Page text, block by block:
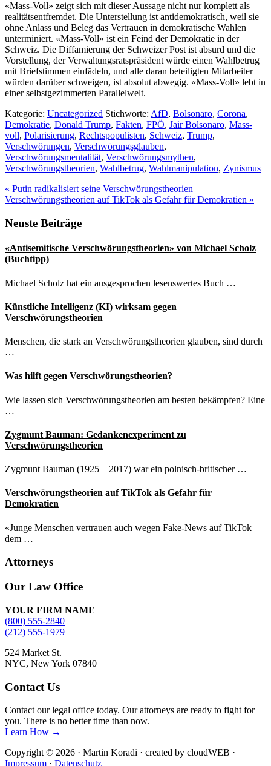
«Mass-Voll» zeigt sich mit dieser Aussage nicht nur komplett als
realitätsentfremdet. Die Unterstellung ist antidemokratisch, weil sie
ohne Anlass und Beleg das Vertrauen in demokratische Wahlen
unterminiert. «Mass-Voll» ist ein Feind der Demokratie in der
Schweiz. Die Diffamierung der Schweizer Post ist absurd und die
Vorstellung, der Verwaltungsratspräsident würde einen Wahlbetrug
mit Briefstimmen einfädeln, und alle daran beteiligten Mitarbeiter
würden darüber schweigen, ist absolut abwegig. «Mass-Voll» lebt in
einer selbstgezimmerten Parallelwelt.
Kategorie: Uncategorized Stichworte: AfD, Bolsonaro, Corona,
Demokratie, Donald Trump, Fakten, FPÖ, Jair Bolsonaro, Mass-
voll, Polarisierung, Rechtspopulisten, Schweiz, Trump,
Verschwörungen, Verschwörungsglauben,
Verschwörungsmentalität, Verschwörungsmythen,
Verschwörungstheorien, Wahlbetrug, Wahlmanipulation, Zynismus
Vorheriger
Beitrag:
« Putin radikalisiert seine Verschwörungstheorien
Nächster
Verschwörungstheorien auf TikTok als Gefahr für Demokratien »
Seitenspalte
Neuste Beiträge
«Antisemitische Verschwörungstheorien» von Michael Scholz
(Buchtipp)
Michael Scholz hat ein ausgesprochen lesenswertes Buch …
Künstliche Intelligenz (KI) wirksam gegen
Verschwörungstheorien
Menschen, die stark an Verschwörungstheorien glauben, sind durch
…
Was hilft gegen Verschwörungstheorien?
Wie lassen sich Verschwörungstheorien am besten bekämpfen? Eine
…
Zygmunt Bauman: Gedankenexperiment zu
Verschwörungstheorien
Zygmunt Bauman (1925 – 2017) war ein polnisch-britischer …
Verschwörungstheorien auf TikTok als Gefahr für
Demokratien
«Junge Menschen vertrauen auch wegen Fake-News auf TikTok
dem …
Attorneys
Site
Footer
Our Law Office
YOUR FIRM NAME
(800) 555-2840
(212) 555-1979
524 Market St.
NYC, New York 07840
Contact Us
Contact our legal office today. Our attorneys are ready to fight for
you. There is no better time than now.
Learn How →
Copyright © 2026 · Martin Koradi · created by cloudWEB ·
Impressum · Datenschutz